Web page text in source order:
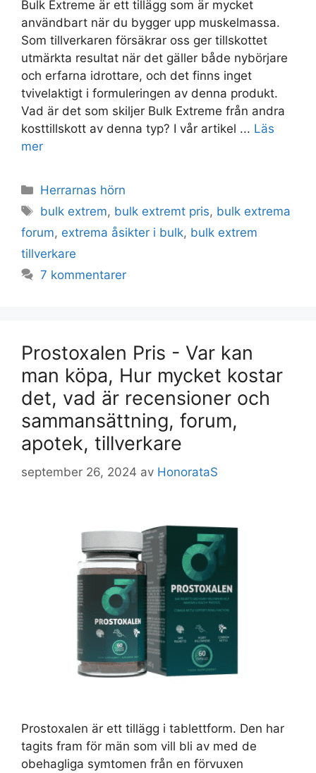
Bulk Extreme är ett tillägg som är mycket
användbart när du bygger upp muskelmassa.
Som tillverkaren försäkrar oss ger tillskottet
utmärkta resultat när det gäller både nybörjare
och erfarna idrottare, och det finns inget
tvivelaktigt i formuleringen av denna produkt.
Vad är det som skiljer Bulk Extreme från andra
kosttillskott av denna typ? I vår artikel ... Läs
mer
Kategorier
Herrarnas hörn
Taggar
bulk extrem, bulk extremt pris, bulk extrema
forum, extrema åsikter i bulk, bulk extrem
tillverkare
7 kommentarer
Prostoxalen Pris - Var kan
man köpa, Hur mycket kostar
det, vad är recensioner och
sammansättning, forum,
apotek, tillverkare
september 26, 2024 av HonorataS
Prostoxalen är ett tillägg i tablettform. Den har
tagits fram för män som vill bli av med de
obehagliga symtomen från en förvuxen